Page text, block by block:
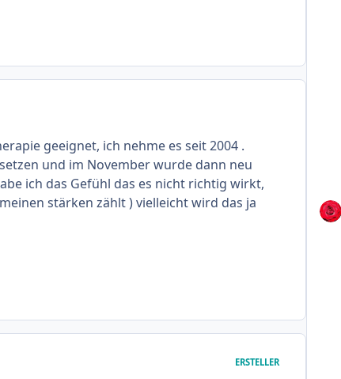
geeignet, ich nehme es seit 2004 .
und im November wurde dann neu
ich das Gefühl das es nicht richtig wirkt,
stärken zählt ) vielleicht wird das ja
ERSTELLER